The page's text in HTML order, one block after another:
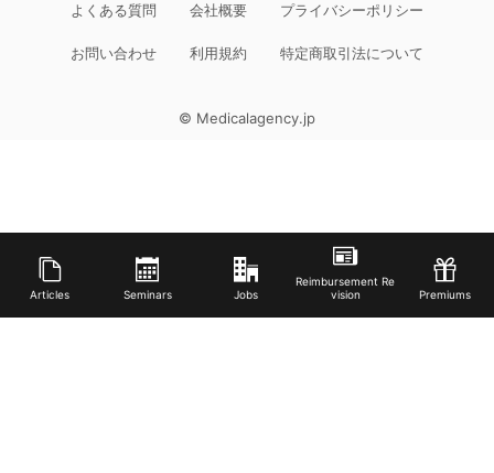
Articles Seminars Jobs
Reimbursement Re
vision
Premiums
よくある質問 会社概要 プライバシーポリシー
お問い合わせ 利用規約 特定商取引法について
© Medicalagency.jp